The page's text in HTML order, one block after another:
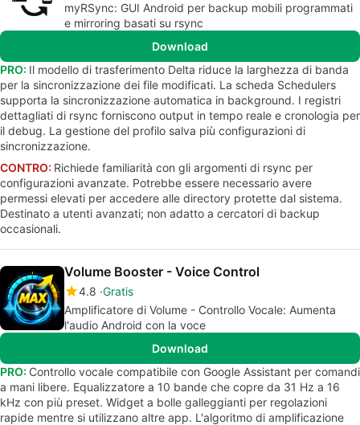
myRSync: GUI Android per backup mobili programmati
e mirroring basati su rsync
Download
PRO: Il modello di trasferimento Delta riduce la larghezza di banda
per la sincronizzazione dei file modificati. La scheda Schedulers
supporta la sincronizzazione automatica in background. I registri
dettagliati di rsync forniscono output in tempo reale e cronologia per
il debug. La gestione del profilo salva più configurazioni di
sincronizzazione.
CONTRO: Richiede familiarità con gli argomenti di rsync per
configurazioni avanzate. Potrebbe essere necessario avere
permessi elevati per accedere alle directory protette dal sistema.
Destinato a utenti avanzati; non adatto a cercatori di backup
occasionali.
Volume Booster - Voice Control
4.8 Gratis
Amplificatore di Volume - Controllo Vocale: Aumenta
l'audio Android con la voce
Download
PRO: Controllo vocale compatibile con Google Assistant per comandi
a mani libere. Equalizzatore a 10 bande che copre da 31 Hz a 16
kHz con più preset. Widget a bolle galleggianti per regolazioni
rapide mentre si utilizzano altre app. L'algoritmo di amplificazione